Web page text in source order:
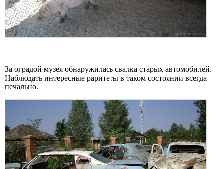
За оградой музея обнаружилась свалка старых автомобилей.
Наблюдать интересные раритеты в таком состоянии всегда
печально.